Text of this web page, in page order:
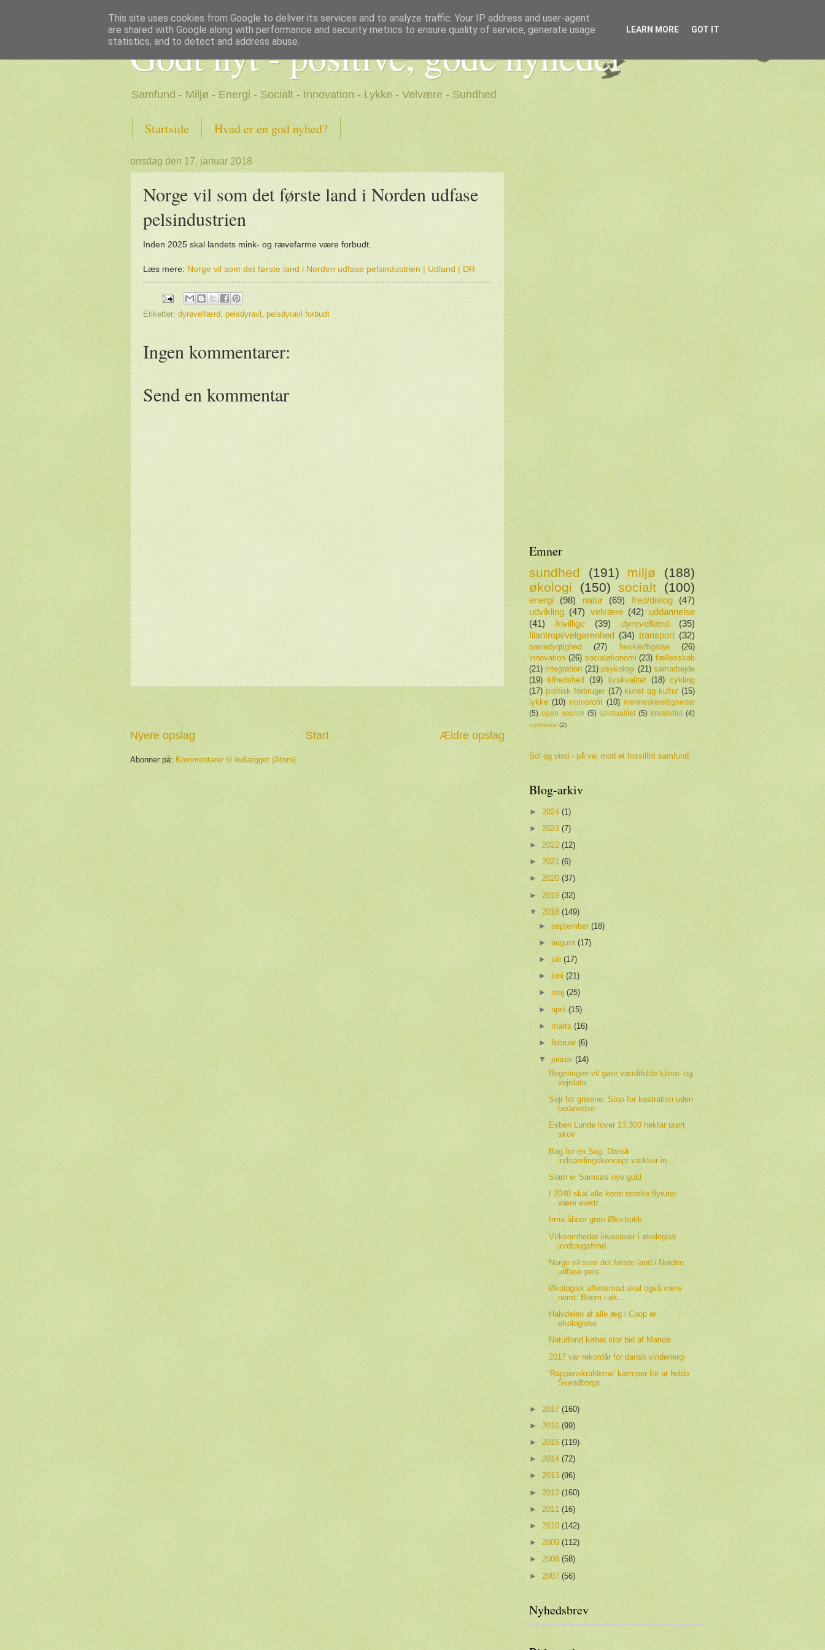
Godt nyt - positive, gode nyheder
Samfund - Miljø - Energi - Socialt - Innovation - Lykke - Velvære - Sundhed
Startside Hvad er en god nyhed?
onsdag den 17. januar 2018
Norge vil som det første land i Norden udfase
pelsindustrien
Inden 2025 skal landets mink- og rævefarme være forbudt.
Læs mere: Norge vil som det første land i Norden udfase pelsindustrien | Udland | DR
Etiketter: dyrevelfærd, pelsdyravl , pelsdyravl forbudt
Ingen kommentarer:
Send en kommentar
Nyere opslag Ældre opslag
Start
Abonner på: Kommentarer til indlægget (Atom)
Emner
sundhed (191) miljø
(188)
økologi
(150) socialt (100)
energi (98) natur (69) fred/dialog
(47)
udvikling (47) velvære (42) uddannelse
(41)
frivillige (39) dyrevelfærd
(35)
filantropi/velgørenhed (34) transport (32)
bæredygtighed (27) beskæftigelse
(26)
innovation (26) socialøkonomi (23) fællesskab
(21) integration (21) psykologi (21) samarbejde
(19) tilfredshed (19) livskvalitet (18) cykling
(17) politisk forbruger (17) kunst og kultur (15)
lykke (10) non-profit (10) menneskerettigheder
(5) open source (5) spiritualitet (5) kreativitet (4)
optimisme (2)
Sol og vind - på vej mod et fossilfrit samfund
Blog-arkiv
► 2024 (1)
► 2023 (7)
► 2022 (12)
► 2021 (6)
► 2020 (37)
► 2019 (32)
▼ 2018 (149)
►september(18)
►august(17)
►juli(17)
►juni(21)
►maj(25)
►april(15)
►marts(16)
►februar(6)
▼januar(14)
Regeringen vil gøre værdifulde klima- og
vejrdata ...
Sejr for grisene: Stop for kastration uden
bedøvelse
Esben Lunde lover 13.300 hektar urørt
skov
Bag for en Sag: Dansk
indsamlingskoncept vækker in...
Slam er Samsøs nye guld
I 2040 skal alle korte norske flyruter
være elektr...
Irma åbner grøn Øko-butik
Virksomheder investerer i økologisk
jordbrugsfond
Norge vil som det første land i Norden
udfase pels...
Økologisk aftensmad skal også være
nemt: Boom i øk...
Halvdelen af alle æg i Coop er
økologiske
Naturfond køber stor bid af Mandø
2017 var rekordår for dansk vindenergi
'Rappenskralderne' kæmper for at holde
Svendborgs ...
► 2017 (160)
► 2016 (99)
► 2015 (119)
► 2014 (72)
► 2013 (96)
► 2012 (160)
► 2011 (16)
► 2010 (142)
► 2009 (112)
► 2008 (58)
► 2007 (56)
Nyhedsbrev
This site uses cookies from Google to deliver its services and to analyze traffic. Your IP address and user-agent
are shared with Google along with performance and security metrics to ensure quality of service, generate usage
statistics, and to detect and address abuse.
LEARN MORE GOT IT